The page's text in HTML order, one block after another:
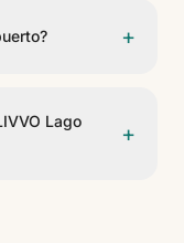
comunes.
+
Lago
+